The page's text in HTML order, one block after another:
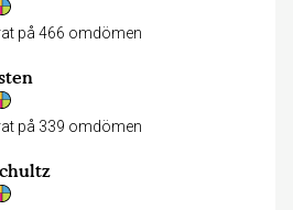
på 466 omdömen
på 339 omdömen